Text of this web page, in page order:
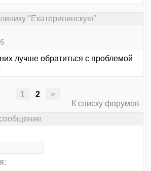
"Екатерининскую"
лучше обратиться с проблемой
1
2
>
К списку форумов